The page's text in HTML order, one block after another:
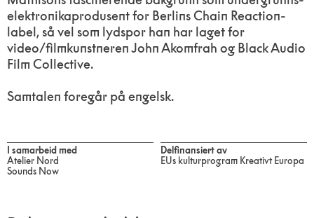
elektronikaprodusent for Berlins Chain Reaction-
label, så vel som lydspor han har laget for
video/filmkunstneren John Akomfrah og Black Audio
Film Collective.
Samtalen foregår på engelsk.
I samarbeid med
Atelier Nord
Sounds Now
Delfinansiert av
EUs kulturprogram Kreativt Europa